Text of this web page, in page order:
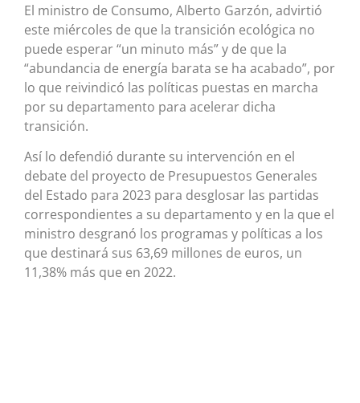
El ministro de Consumo, Alberto Garzón, advirtió
este miércoles de que la transición ecológica no
puede esperar “un minuto más” y de que la
“abundancia de energía barata se ha acabado”, por
lo que reivindicó las políticas puestas en marcha
por su departamento para acelerar dicha
transición.
Así lo defendió durante su intervención en el
debate del proyecto de Presupuestos Generales
del Estado para 2023 para desglosar las partidas
correspondientes a su departamento y en la que el
ministro desgranó los programas y políticas a los
que destinará sus 63,69 millones de euros, un
11,38% más que en 2022.